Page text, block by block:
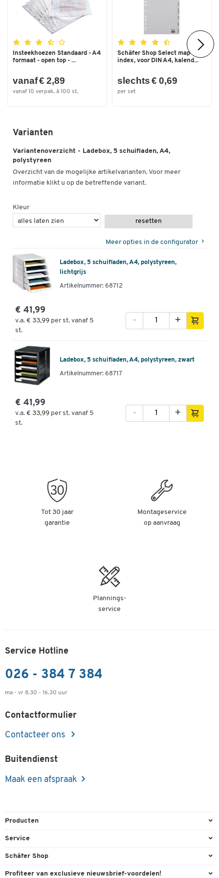
Ladebreedte inw. (mm)
Insteekhoezen Standaard - A4
formaat - open top - ...
vanaf € 2,89
vanaf 10 verpak. à 100 st.
Schäfer Shop Select map
index, voor DIN A4, kalend...
slechts € 0,69
per set
Varianten
Variantenoverzicht - Ladebox, 5 schuifladen, A4,
polystyreen
Overzicht van de mogelijke artikelvarianten. Voor meer
informatie klikt u op de betreffende variant.
Kleur
resetten
Meer opties in de configurator
Ladebox, 5 schuifladen, A4, polystyreen,
lichtgrijs
Artikelnummer: 68712
€ 41,99
v.a. € 33,99 per st. vanaf 5
st.
+
-
Ladebox, 5 schuifladen, A4, polystyreen, zwart
Artikelnummer: 68717
€ 41,99
v.a. € 33,99 per st. vanaf 5
st.
+
-
Tot 30 jaar
garantie
Montageservice
op aanvraag
Plannings-
service
Service Hotline
026 - 384 7 384
ma - vr 8.30 - 16.30 uur
Contactformulier
Contacteer ons
Buitendienst
Maak een afspraak
Producten
Kantoorbenodigdheden
Service
Bestelling herroepen
Schäfer Shop
Algemene voorwaarden
Profiteer van exclusieve nieuwsbrief-voordelen!